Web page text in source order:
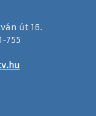
út 16.
755